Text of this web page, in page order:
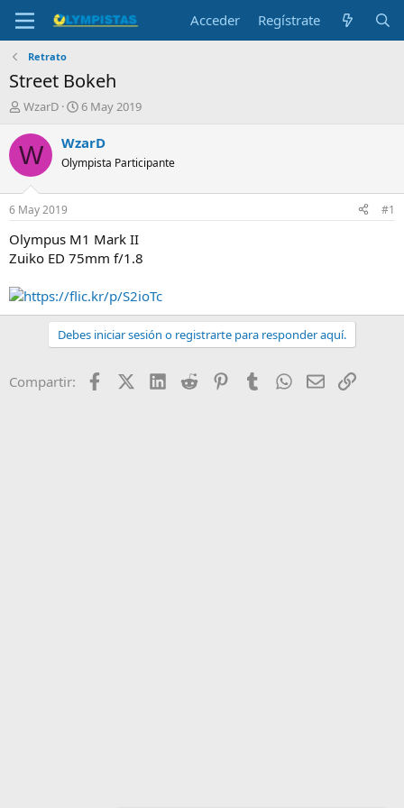
Acceder Regístrate
Retrato
Street Bokeh
I
i
c
a
d
o
r
d
e
t
e
WzarD
F
c
a
i
n
i
c
o
6 May 2019
W WzarD
Olympista Participante
6 May 2019 #1
Olympus M1 Mark II
Zuiko ED 75mm f/1.8
https://flic.kr/p/S2ioTc
Debes iniciar sesión o registrarte para responder aquí.
Compartir: FacebookX (Twitter)
LinkedIn
Reddit PinterestTumblr WhatsApp
EmailEnlace